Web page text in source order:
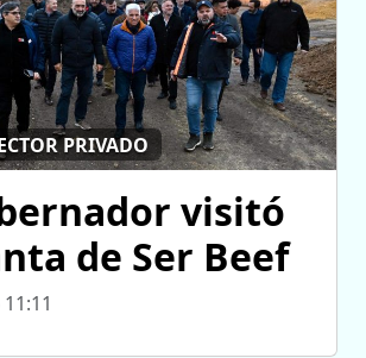
PRIVADO
visitó
de Ser Beef